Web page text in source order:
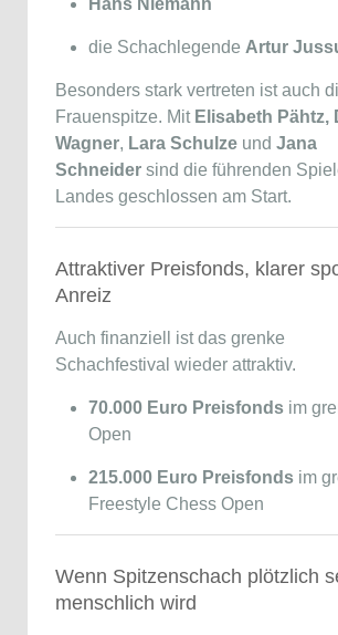
Hans Niemann
die Schachlegende Artur
Besonders stark vertreten ist auch
Frauenspitze. Mit Elisabeth Pähtz,
Wagner, Lara Schulze und Jana
Schneider sind die führenden
Landes geschlossen am Start.
Attraktiver Preisfonds, klarer
Anreiz
Auch finanziell ist das grenke
Schachfestival wieder attraktiv.
70.000 Euro Preisfonds im
Open
215.000 Euro Preisfonds im
Freestyle Chess Open
Wenn Spitzenschach plötzlich
menschlich wird